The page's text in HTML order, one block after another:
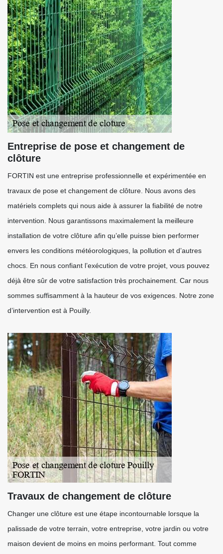
Entreprise de pose et changement de
clôture
FORTIN est une entreprise professionnelle et expérimentée en
travaux de pose et changement de clôture. Nous avons des
matériels complets qui nous aide à assurer la fiabilité de notre
intervention. Nous garantissons maximalement la meilleure
installation de votre clôture afin qu’elle puisse bien performer
envers les conditions météorologiques, la pollution et d’autres
chocs. En nous confiant l’exécution de votre projet, vous pouvez
déjà être sûr de votre satisfaction très prochainement. Car nous
sommes suffisamment à la hauteur de vos exigences. Notre zone
d’intervention est à Pouilly.
Travaux de changement de clôture
Changer une clôture est une étape incontournable lorsque la
palissade de votre terrain, votre entreprise, votre jardin ou votre
maison devient de moins en moins performant. Tout comme